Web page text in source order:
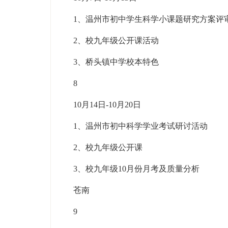
1、温州市初中学生科学小课题研究方案评
2、校九年级公开课活动
3、桥头镇中学校本特色
8
10月14日-10月20日
1、温州市初中科学学业考试研讨活动
2、校九年级公开课
3、校九年级10月份月考及质量分析
苍南
9